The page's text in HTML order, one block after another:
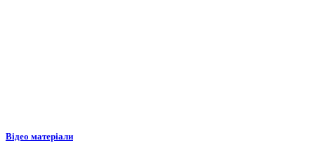
Відео матеріали